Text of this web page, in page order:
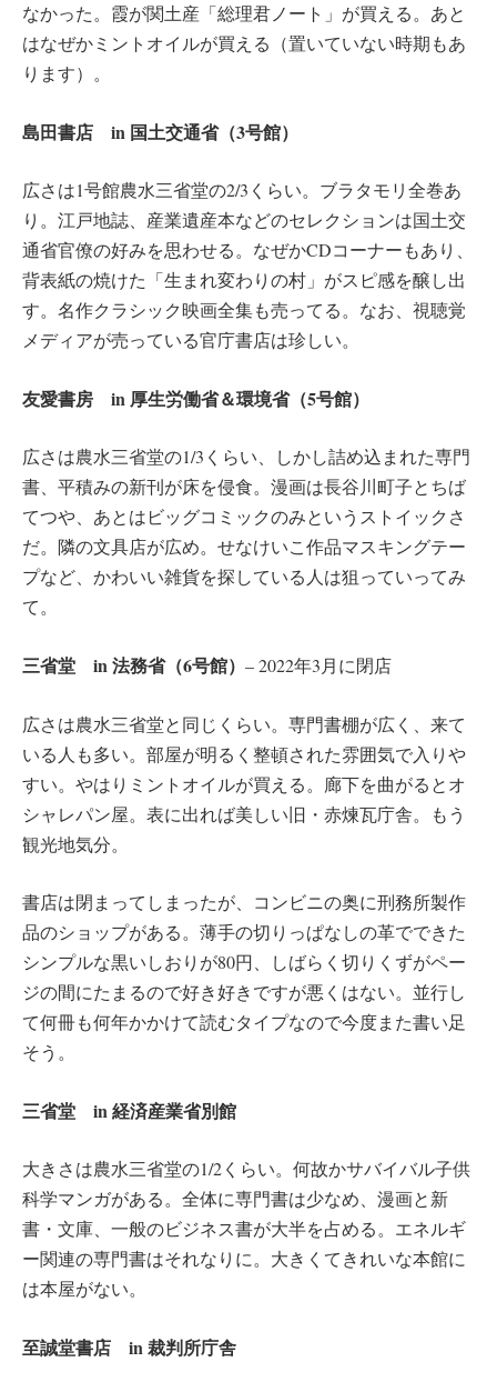
なかった。霞が関土産「総理君ノート」が買える。あと
はなぜかミントオイルが買える（置いていない時期もあ
ります）。
島田書店 in 国土交通省（3号館）
広さは1号館農水三省堂の2/3くらい。ブラタモリ全巻あ
り。江戸地誌、産業遺産本などのセレクションは国土交
通省官僚の好みを思わせる。なぜかCDコーナーもあり、
背表紙の焼けた「生まれ変わりの村」がスピ感を醸し出
す。名作クラシック映画全集も売ってる。なお、視聴覚
メディアが売っている官庁書店は珍しい。
友愛書房 in 厚生労働省＆環境省（5号館）
広さは農水三省堂の1/3くらい、しかし詰め込まれた専門
書、平積みの新刊が床を侵食。漫画は長谷川町子とちば
てつや、あとはビッグコミックのみというストイックさ
だ。隣の文具店が広め。せなけいこ作品マスキングテー
プなど、かわいい雑貨を探している人は狙っていってみ
て。
三省堂 in 法務省（6号館） ‒ 2022年3月に閉店
広さは農水三省堂と同じくらい。専門書棚が広く、来て
いる人も多い。部屋が明るく整頓された雰囲気で入りや
すい。やはりミントオイルが買える。廊下を曲がるとオ
シャレパン屋。表に出れば美しい旧・赤煉瓦庁舎。もう
観光地気分。
書店は閉まってしまったが、コンビニの奥に刑務所製作
品のショップがある。薄手の切りっぱなしの革でできた
シンプルな黒いしおりが80円、しばらく切りくずがペー
ジの間にたまるので好き好きですが悪くはない。並行し
て何冊も何年かかけて読むタイプなので今度また書い足
そう。
三省堂 in 経済産業省別館
大きさは農水三省堂の1/2くらい。何故かサバイバル子供
科学マンガがある。全体に専門書は少なめ、漫画と新
書・文庫、一般のビジネス書が大半を占める。エネルギ
ー関連の専門書はそれなりに。大きくてきれいな本館に
は本屋がない。
至誠堂書店 in 裁判所庁舎